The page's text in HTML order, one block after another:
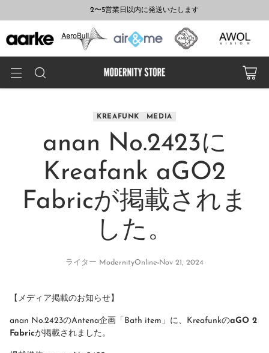
2〜5営業日以内に発送いたします
KREAFUNK MEDIA
anan No.2423に
Kreafank aGO2
Fabricが掲載されま
した。
ライター ModernityOnline Nov 21, 2024
【メディア掲載のお知らせ】
anan No.2423のAntena企画「Bath item」に、KreafunkのaGO 2
Fabricが掲載されました。